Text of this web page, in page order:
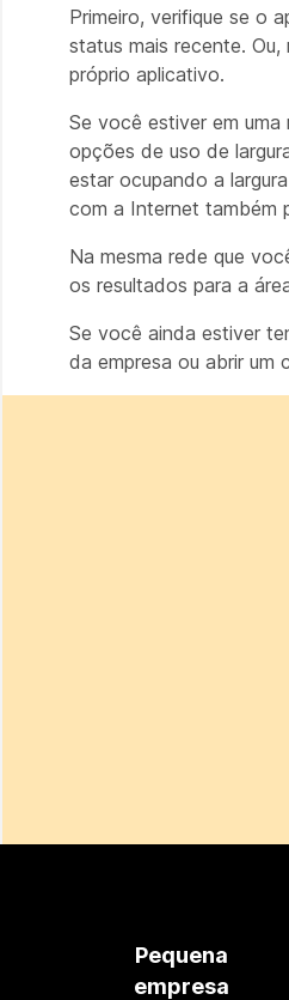
Primeiro, verifique se o
status mais recente.
próprio aplicativo.
Se você estiver em
opções de uso de
estar ocupando a
com a Internet também
Na mesma rede que
os resultados para a
Se você ainda estiver
da empresa ou abrir
Pequena
empresa